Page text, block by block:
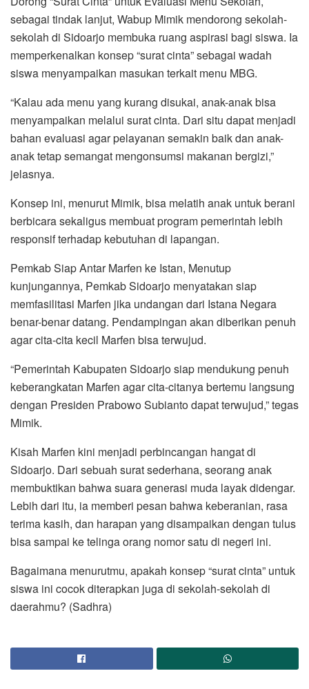
sebagai tindak lanjut, Wabup Mimik mendorong sekolah-
sekolah di Sidoarjo membuka ruang aspirasi bagi siswa. Ia
memperkenalkan konsep “surat cinta” sebagai wadah
siswa menyampaikan masukan terkait menu MBG.
“Kalau ada menu yang kurang disukai, anak-anak bisa
menyampaikan melalui surat cinta. Dari situ dapat menjadi
bahan evaluasi agar pelayanan semakin baik dan anak-
anak tetap semangat mengonsumsi makanan bergizi,”
jelasnya.
Konsep ini, menurut Mimik, bisa melatih anak untuk berani
berbicara sekaligus membuat program pemerintah lebih
responsif terhadap kebutuhan di lapangan.
Pemkab Siap Antar Marfen ke Istan, Menutup
kunjungannya, Pemkab Sidoarjo menyatakan siap
memfasilitasi Marfen jika undangan dari Istana Negara
benar-benar datang. Pendampingan akan diberikan penuh
agar cita-cita kecil Marfen bisa terwujud.
“Pemerintah Kabupaten Sidoarjo siap mendukung penuh
keberangkatan Marfen agar cita-citanya bertemu langsung
dengan Presiden Prabowo Subianto dapat terwujud,” tegas
Mimik.
Kisah Marfen kini menjadi perbincangan hangat di
Sidoarjo. Dari sebuah surat sederhana, seorang anak
membuktikan bahwa suara generasi muda layak didengar.
Lebih dari itu, ia memberi pesan bahwa keberanian, rasa
terima kasih, dan harapan yang disampaikan dengan tulus
bisa sampai ke telinga orang nomor satu di negeri ini.
Bagaimana menurutmu, apakah konsep “surat cinta” untuk
siswa ini cocok diterapkan juga di sekolah-sekolah di
daerahmu? (Sadhra)